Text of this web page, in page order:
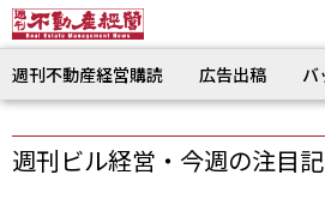
週刊不動産経営購読 広告出稿 バ
週刊ビル経営・今週の注目